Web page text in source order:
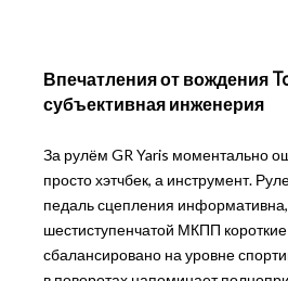
Впечатления от вождения
субъективная инженерия
За рулём GR Yaris моментально
просто хэтчбек, а инструмент.
педаль сцепления
шестиступенчатой МКПП
сбалансировано на уровне